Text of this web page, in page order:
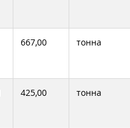
667,00 тонна
425,00 тонна